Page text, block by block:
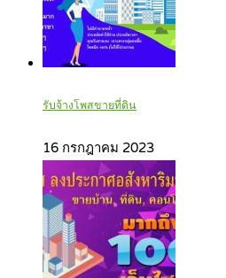
รับจ้างโพสขายที่ดิน
16 กรกฎาคม 2023